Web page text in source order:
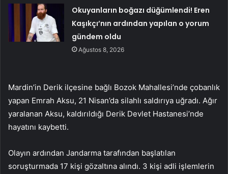
Okuyanların boğazı düğümlendi! Eren
Kaşıkçı’nın ardından yapılan o yorum
gündem oldu
Ağustos 8, 2026
Mardin’in Derik ilçesine bağlı Bozok Mahallesi’nde çobanlık
yapan Emrah Aksu, 21 Nisan’da silahlı saldırıya uğradı. Ağır
yaralanan Aksu, kaldırıldığı Derik Devlet Hastanesi’nde
hayatını kaybetti.
Olayın ardından Jandarma tarafından başlatılan
soruşturmada 17 kişi gözaltına alındı. 3 kişi adli işlemlerin